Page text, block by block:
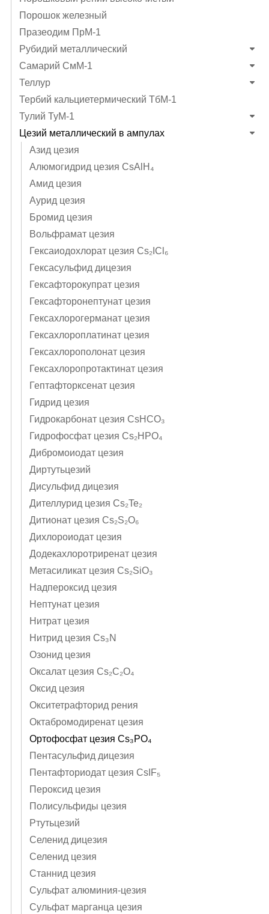
Порошок железный
Празеодим ПрМ-1
Рубидий металлический
Самарий СмМ-1
Теллур
Тербий кальциетермический ТбМ-1
Тулий ТуМ-1
Цезий металлический в ампулах
Азид цезия
Алюмогидрид цезия CsAlH₄
Амид цезия
Аурид цезия
Бромид цезия
Вольфрамат цезия
Гексаиодохлорат цезия Cs₂ICl₆
Гексасульфид дицезия
Гексафторокупрат цезия
Гексафторонептунат цезия
Гексахлорогерманат цезия
Гексахлороплатинат цезия
Гексахлорополонат цезия
Гексахлоропротактинат цезия
Гептафторксенат цезия
Гидрид цезия
Гидрокарбонат цезия CsHCO₃
Гидрофосфат цезия Cs₂HPO₄
Дибромоиодат цезия
Диртутьцезий
Дисульфид дицезия
Дителлурид цезия Cs₂Te₂
Дитионат цезия Cs₂S₂O₆
Дихлороиодат цезия
Додекахлоротриренат цезия
Метасиликат цезия Cs₂SiO₃
Надпероксид цезия
Нептунат цезия
Нитрат цезия
Нитрид цезия Cs₃N
Озонид цезия
Оксалат цезия Cs₂C₂O₄
Оксид цезия
Окситетрафторид рения
Октабромодиренат цезия
Ортофосфат цезия Cs₃PO₄
Пентасульфид дицезия
Пентафториодат цезия CsIF₅
Пероксид цезия
Полисульфиды цезия
Ртутьцезий
Селенид дицезия
Селенид цезия
Станнид цезия
Сульфат алюминия-цезия
Сульфат марганца цезия